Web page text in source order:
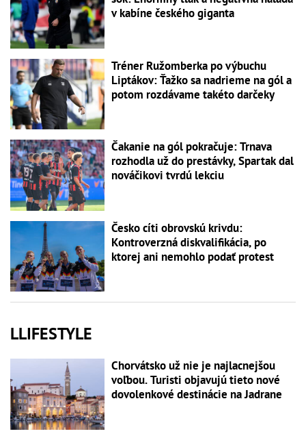
v kabíne českého giganta
Tréner Ružomberka po výbuchu
Liptákov: Ťažko sa nadrieme na gól a
potom rozdávame takéto darčeky
Čakanie na gól pokračuje: Trnava
rozhodla už do prestávky, Spartak dal
nováčikovi tvrdú lekciu
Česko cíti obrovskú krivdu:
Kontroverzná diskvalifikácia, po
ktorej ani nemohlo podať protest
LLIFESTYLE
Chorvátsko už nie je najlacnejšou
voľbou. Turisti objavujú tieto nové
dovolenkové destinácie na Jadrane